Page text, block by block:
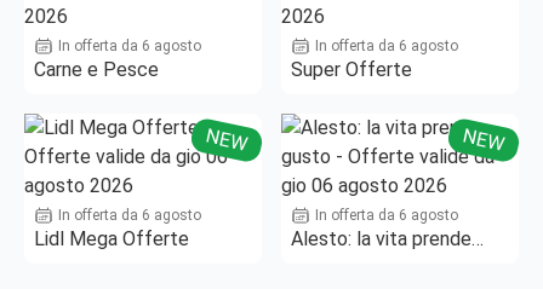
In offerta da 6 agosto
Carne e Pesce
In offerta da 6 agosto
Super Offerte
NEW
In offerta da 6 agosto
Lidl Mega Offerte
NEW
In offerta da 6 agosto
Alesto: la vita prende